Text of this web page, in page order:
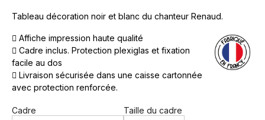
Tableau décoration noir et blanc du chanteur Renaud.
Affiche impression haute qualité
Cadre inclus. Protection plexiglas et fixation
facile au dos
Livraison sécurisée dans une caisse cartonnée
avec protection renforcée.
Cadre Taille du cadre